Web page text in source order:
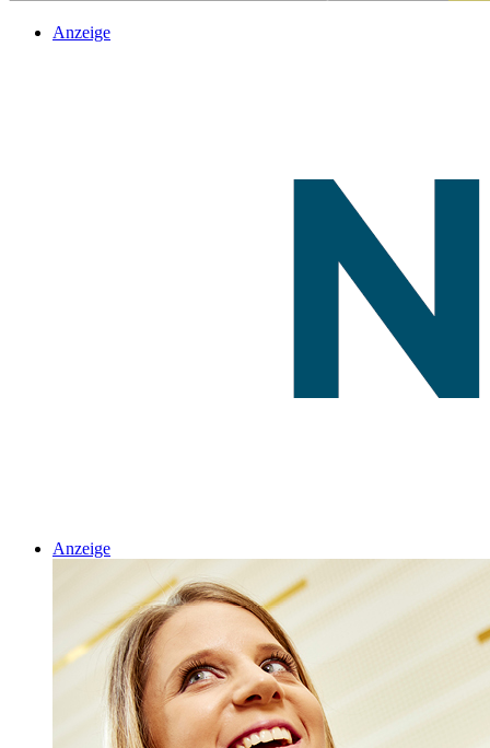
Anzeige
Anzeige